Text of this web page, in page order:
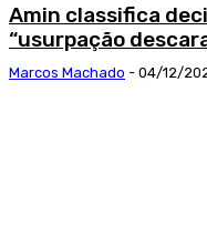
Amin classifica
“usurpação
Marcos Machado - 04/12/